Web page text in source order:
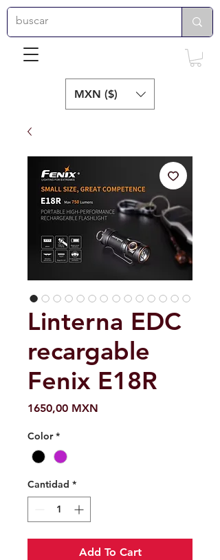
MXN ($)
Linterna EDC
recargable
Fenix ​​E18R
1650,00 MXN
Color *
Cantidad *
Add To Cart